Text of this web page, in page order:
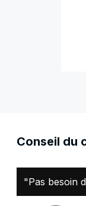
Conseil du
"Pas besoin